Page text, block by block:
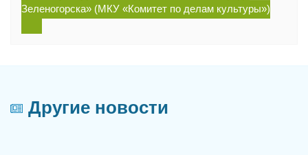
Зеленогорска» (МКУ «Комитет по делам культуры»)
Другие новости